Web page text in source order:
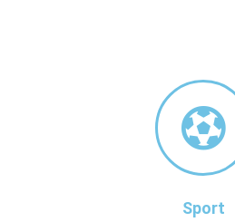
Sport